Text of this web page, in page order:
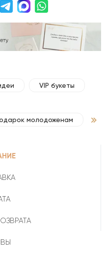
VIP букеты
молодоженам